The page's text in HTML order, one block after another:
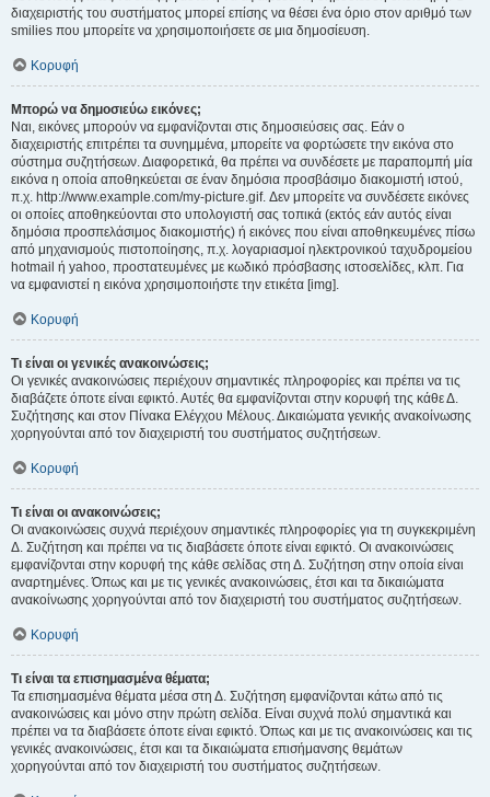
διαχειριστής του συστήματος μπορεί επίσης να θέσει ένα όριο στον αριθμό των
smilies που μπορείτε να χρησιμοποιήσετε σε μια δημοσίευση.
Κορυφή
Μπορώ να δημοσιεύω εικόνες;
Ναι, εικόνες μπορούν να εμφανίζονται στις δημοσιεύσεις σας. Εάν ο
διαχειριστής επιτρέπει τα συνημμένα, μπορείτε να φορτώσετε την εικόνα στο
σύστημα συζητήσεων. Διαφορετικά, θα πρέπει να συνδέσετε με παραπομπή μία
εικόνα η οποία αποθηκεύεται σε έναν δημόσια προσβάσιμο διακομιστή ιστού,
π.χ. http://www.example.com/my-picture.gif. Δεν μπορείτε να συνδέσετε εικόνες
οι οποίες αποθηκεύονται στο υπολογιστή σας τοπικά (εκτός εάν αυτός είναι
δημόσια προσπελάσιμος διακομιστής) ή εικόνες που είναι αποθηκευμένες πίσω
από μηχανισμούς πιστοποίησης, π.χ. λογαριασμοί ηλεκτρονικού ταχυδρομείου
hotmail ή yahoo, προστατευμένες με κωδικό πρόσβασης ιστοσελίδες, κλπ. Για
να εμφανιστεί η εικόνα χρησιμοποιήστε την ετικέτα [img].
Κορυφή
Τι είναι οι γενικές ανακοινώσεις;
Οι γενικές ανακοινώσεις περιέχουν σημαντικές πληροφορίες και πρέπει να τις
διαβάζετε όποτε είναι εφικτό. Αυτές θα εμφανίζονται στην κορυφή της κάθε Δ.
Συζήτησης και στον Πίνακα Ελέγχου Μέλους. Δικαιώματα γενικής ανακοίνωσης
χορηγούνται από τον διαχειριστή του συστήματος συζητήσεων.
Κορυφή
Τι είναι οι ανακοινώσεις;
Οι ανακοινώσεις συχνά περιέχουν σημαντικές πληροφορίες για τη συγκεκριμένη
Δ. Συζήτηση και πρέπει να τις διαβάσετε όποτε είναι εφικτό. Οι ανακοινώσεις
εμφανίζονται στην κορυφή της κάθε σελίδας στη Δ. Συζήτηση στην οποία είναι
αναρτημένες. Όπως και με τις γενικές ανακοινώσεις, έτσι και τα δικαιώματα
ανακοίνωσης χορηγούνται από τον διαχειριστή του συστήματος συζητήσεων.
Κορυφή
Τι είναι τα επισημασμένα θέματα;
Τα επισημασμένα θέματα μέσα στη Δ. Συζήτηση εμφανίζονται κάτω από τις
ανακοινώσεις και μόνο στην πρώτη σελίδα. Είναι συχνά πολύ σημαντικά και
πρέπει να τα διαβάσετε όποτε είναι εφικτό. Όπως και με τις ανακοινώσεις και τις
γενικές ανακοινώσεις, έτσι και τα δικαιώματα επισήμανσης θεμάτων
χορηγούνται από τον διαχειριστή του συστήματος συζητήσεων.